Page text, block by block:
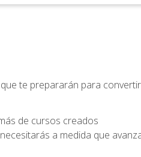
te prepararán para
de cursos creados
a medida que